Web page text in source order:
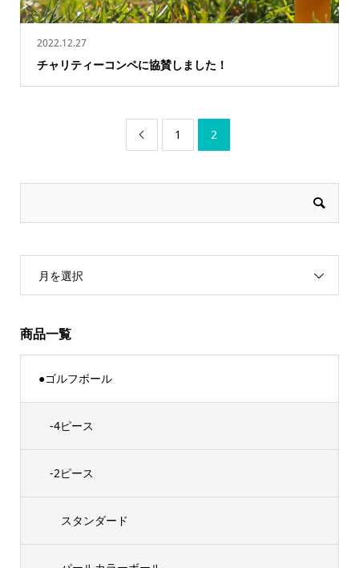
2022.12.27
チャリティーコンペに協賛しました！
 1 2
月を選択
商品一覧
●ゴルフボール
-4ピース
-2ピース
スタンダード